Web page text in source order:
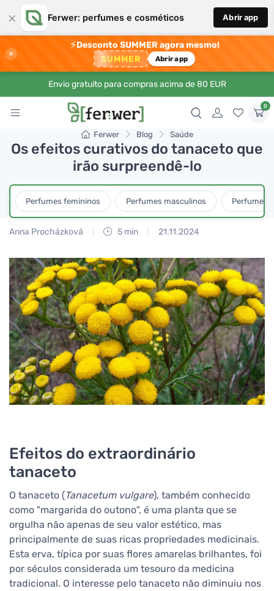
× Ferwer: perfumes e cosméticos Abrir app
×
⚡Desconto SUMMER agora mesmo!
SUMMER Abrir app
Envio gratuito para compras acima de 80 EUR
0
Ferwer Blog Saúde
Os efeitos curativos do tanaceto que
irão surpreendê-lo
Perfumes femininos Perfumes masculinos Perfumes
Anna Procházková 5 min 21.11.2024
Efeitos do extraordinário
tanaceto
O tanaceto (Tanacetum vulgare), também conhecido
como "margarida do outono", é uma planta que se
orgulha não apenas de seu valor estético, mas
principalmente de suas ricas propriedades medicinais.
Esta erva, típica por suas flores amarelas brilhantes, foi
por séculos considerada um tesouro da medicina
tradicional. O interesse pelo tanaceto não diminuiu nos